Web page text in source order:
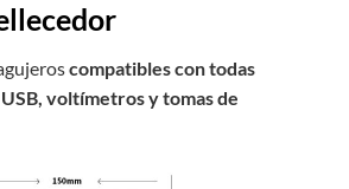
compatibles con todas
voltímetros y tomas de